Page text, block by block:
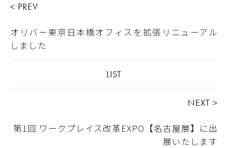
< PREV
オリバー東京日本橋オフィスを​​拡張リニューアル
しました
LIST
NEXT >
第1回 ワークプレイス改革EXPO【名古屋展】に出
展いたします